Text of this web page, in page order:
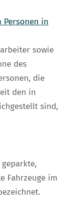
Personen in
sowie
des
die
den in
sind,
Fahrzeuge im